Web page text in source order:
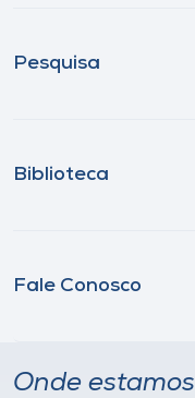
Pesquisa
Biblioteca
Fale Conosco
Onde estamos